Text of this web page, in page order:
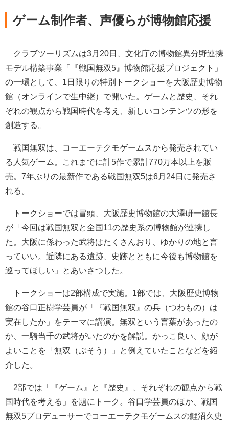
ゲーム制作者、声優らが博物館応援
クラブツーリズムは3月20日、文化庁の博物館異分野連携
モデル構築事業「『戦国無双5』博物館応援プロジェクト」
の一環として、1日限りの特別トークショーを大阪歴史博物
館（オンラインで生中継）で開いた。ゲームと歴史、それ
ぞれの観点から戦国時代を考え、新しいコンテンツの形を
創造する。
戦国無双は、コーエーテクモゲームスから発売されてい
る人気ゲーム。これまでに計5作で累計770万本以上を販
売。7年ぶりの最新作である戦国無双5は6月24日に発売さ
れる。
トークショーでは冒頭、大阪歴史博物館の大澤研一館長
が「今回は戦国無双と全国11の歴史系の博物館が連携し
た。大阪に係わった武将はたくさんおり、ゆかりの地と言
っていい。近隣にある遺跡、史跡とともに今後も博物館を
巡ってほしい」とあいさつした。
トークショーは2部構成で実施。1部では、大阪歴史博物
館の谷口正樹学芸員が「『戦国無双』の兵（つわもの）は
実在したか」をテーマに講演。無双という言葉があったの
か、一騎当千の武将がいたのかを解説。かっこ良い、顔が
よいことを「無双（ぶそう）」と例えていたことなどを紹
介した。
2部では「『ゲーム』と『歴史』、それぞれの観点から戦
国時代を考える」を題にトーク。谷口学芸員のほか、戦国
無双5プロデューサーでコーエーテクモゲームスの鯉沼久史